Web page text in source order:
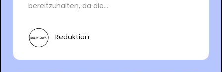
bereitzuhalten, da die...
Redaktion